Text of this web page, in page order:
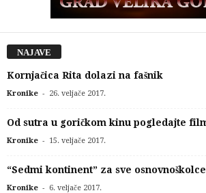
NAJAVE
Kornjačica Rita dolazi na fašnik
Kronike - 26. veljače 2017.
Od sutra u goričkom kinu pogledajte
Kronike - 15. veljače 2017.
“Sedmi kontinent” za sve
Kronike - 6. veljače 2017.